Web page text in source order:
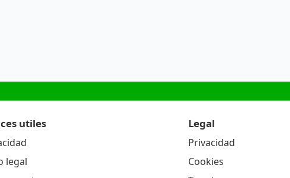
utiles
legal
Legal
Privacidad
Cookies